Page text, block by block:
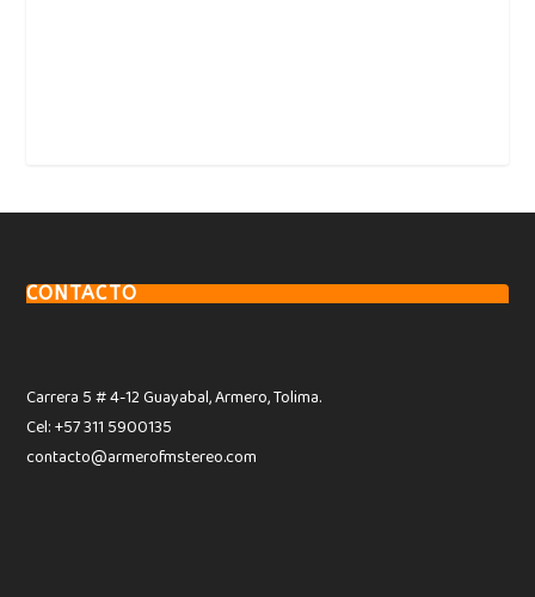
CONTACTO
Carrera 5 # 4-12 Guayabal, Armero, Tolima.
Cel: +57 311 5900135
contacto@armerofmstereo.com